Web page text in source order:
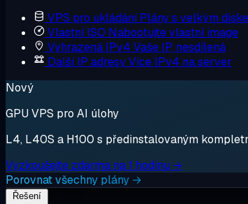
VPS pro ukládání Plány s velkým
Vlastní ISO Nabootujte vlastní image
Vyhrazená IPv4 Vaše IP, nesdílená
Další IP adresyVíce IPv4 na server
Nový
GPU VPS pro AI úlohy
L4, L40S a H100 s předinstalovaným
Vyzkoušejte zdarma na 1 hodinu →
Porovnat všechny plány →